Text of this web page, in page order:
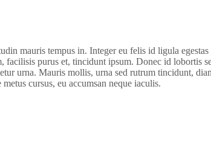
mauris tempus in. Integer eu felis id ligula
purus et, tincidunt ipsum. Donec id lobortis
urna. Mauris mollis, urna sed rutrum tincidunt,
cursus, eu accumsan neque iaculis.